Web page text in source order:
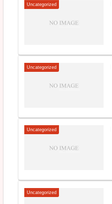
Uncategorized
Uncategorized
Uncategorized
Uncategorized